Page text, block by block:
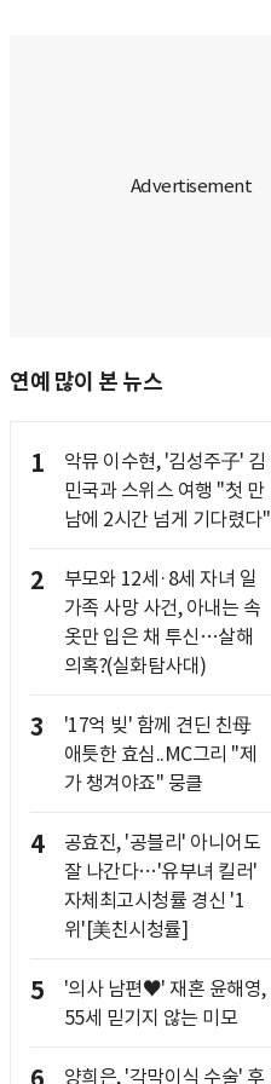
연예 많이 본 뉴스
1
악뮤 이수현, '김성주子' 김
민국과 스위스 여행 "첫 만
남에 2시간 넘게 기다렸다"
2
부모와 12세·8세 자녀 일
가족 사망 사건, 아내는 속
옷만 입은 채 투신…살해
의혹?(실화탐사대)
3
'17억 빚' 함께 견딘 친母
애틋한 효심..MC그리 "제
가 챙겨야죠" 뭉클
4
공효진, '공블리' 아니어도
잘 나간다…'유부녀 킬러'
자체최고시청률 경신 '1
위'[美친시청률]
5
'의사 남편♥' 재혼 윤해영,
55세 믿기지 않는 미모
양희은, '각막이식 수술' 후